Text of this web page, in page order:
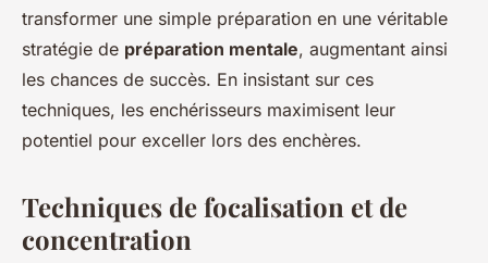
transformer une simple préparation en une véritable
stratégie de préparation mentale, augmentant ainsi
les chances de succès. En insistant sur ces
techniques, les enchérisseurs maximisent leur
potentiel pour exceller lors des enchères.
Techniques de focalisation et de
concentration